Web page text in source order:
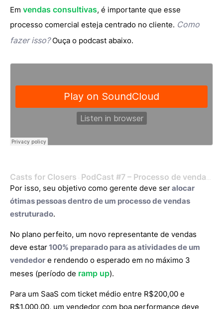
Em vendas consultivas, é importante que esse
processo comercial esteja centrado no cliente. Como
fazer isso?Ouça o podcast abaixo.
Casts for Closers · PodCast #7 – Processo de vendas centrado no cliente
Por isso, seu objetivo como gerente deve seralocar
ótimas pessoas dentro de um processo de vendas
estruturado.
No plano perfeito, um novo representante de vendas
deve estar100% preparado para as atividades de um
vendedor e rendendo o esperado em no máximo 3
meses (período de ramp up).
Para um SaaS com ticket médio entre R$200,00 e
R$1.000,00, um vendedor com boa performance deve